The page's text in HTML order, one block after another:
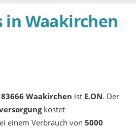
in Waakirchen
83666 Waakirchen ist E.ON. Der
kostet
einem Verbrauch von5000